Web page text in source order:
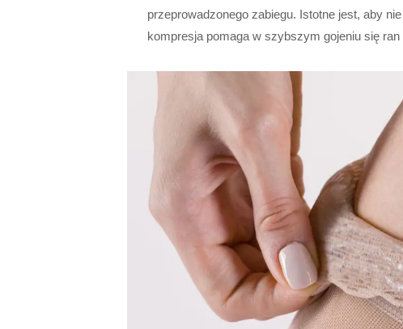
przeprowadzonego zabiegu. Istotne jest, aby
kompresja pomaga w szybszym gojeniu się